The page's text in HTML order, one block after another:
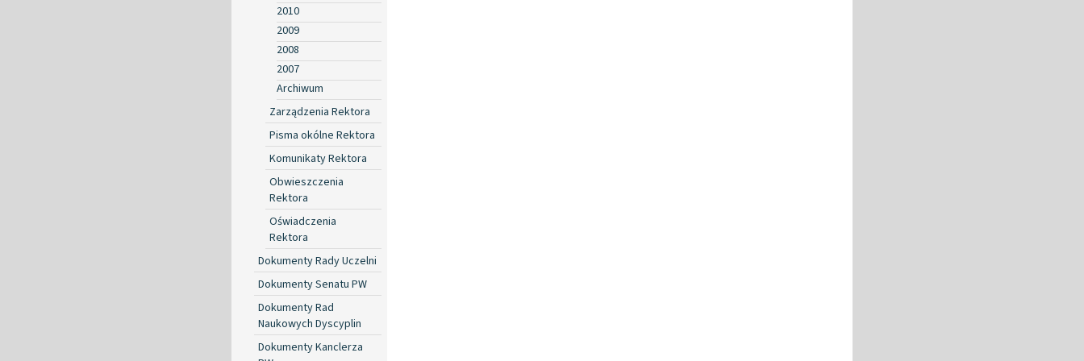
2010
2009
2008
2007
Archiwum
Zarządzenia Rektora
Pisma okólne Rektora
Komunikaty Rektora
Obwieszczenia
Rektora
Oświadczenia
Rektora
Dokumenty Rady Uczelni
Dokumenty Senatu PW
Dokumenty Rad
Naukowych Dyscyplin
Dokumenty Kanclerza